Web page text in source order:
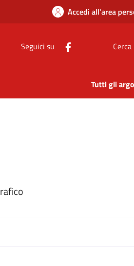
Amm.Accedi all'area
Seguici su Cerca
Tutti gli